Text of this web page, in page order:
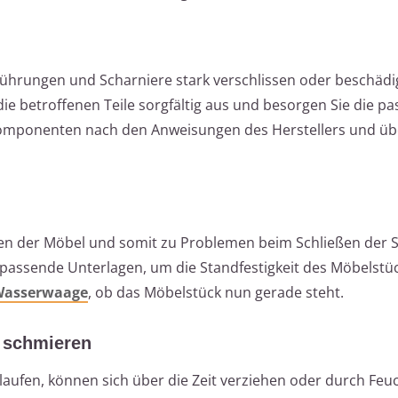
und Scharniere stark verschlissen oder
betroffenen Teile sorgfältig aus und besorgen Sie die
nach den Anweisungen des Herstellers und
der Möbel und somit zu Problemen beim Schließen der
Unterlagen, um die Standfestigkeit des
, ob das Möbelstück nun gerade steht.
können sich über die Zeit verziehen oder durch